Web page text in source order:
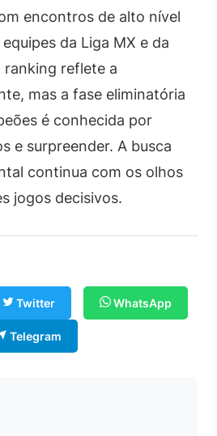
encontros de alto nível
da Liga MX e da
ranking reflete a
mas a fase eliminatória
é conhecida por
e surpreender. A busca
continua com os olhos
jogos decisivos.
Twitter WhatsApp
Telegram